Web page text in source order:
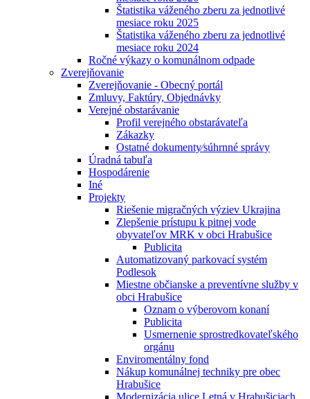
Štatistika váženého zberu za jednotlivé
mesiace roku 2025
Štatistika váženého zberu za jednotlivé
mesiace roku 2024
Ročné výkazy o komunálnom odpade
Zverejňovanie
Zverejňovanie - Obecný portál
Zmluvy, Faktúry, Objednávky
Verejné obstarávanie
Profil verejného obstarávateľa
Zákazky
Ostatné dokumenty⁄súhrnné správy
Úradná tabuľa
Hospodárenie
Iné
Projekty
Riešenie migračných výziev Ukrajina
Zlepšenie prístupu k pitnej vode
obyvateľov MRK v obci Hrabušice
Publicita
Automatizovaný parkovací systém
Podlesok
Miestne občianske a preventívne služby v
obci Hrabušice
Oznam o výberovom konaní
Publicita
Usmernenie sprostredkovateľského
orgánu
Enviromentálny fond
Nákup komunálnej techniky pre obec
Hrabušice
Modernizácia ulice Letná v Hrabušiciach